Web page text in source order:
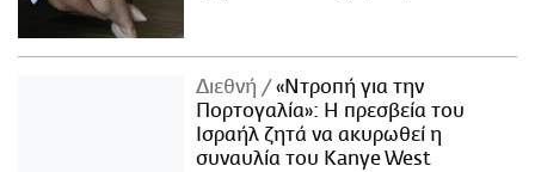
Διεθνή
«Ντροπή για την
Πορτογαλία»: Η πρεσβεία του
Ισραήλ ζητά να ακυρωθεί η
συναυλία του Kanye West